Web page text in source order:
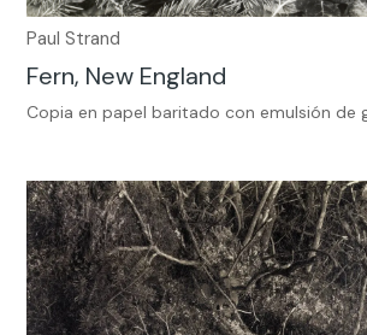
Paul Strand
Fern, New England
Copia en papel baritado con emulsión de